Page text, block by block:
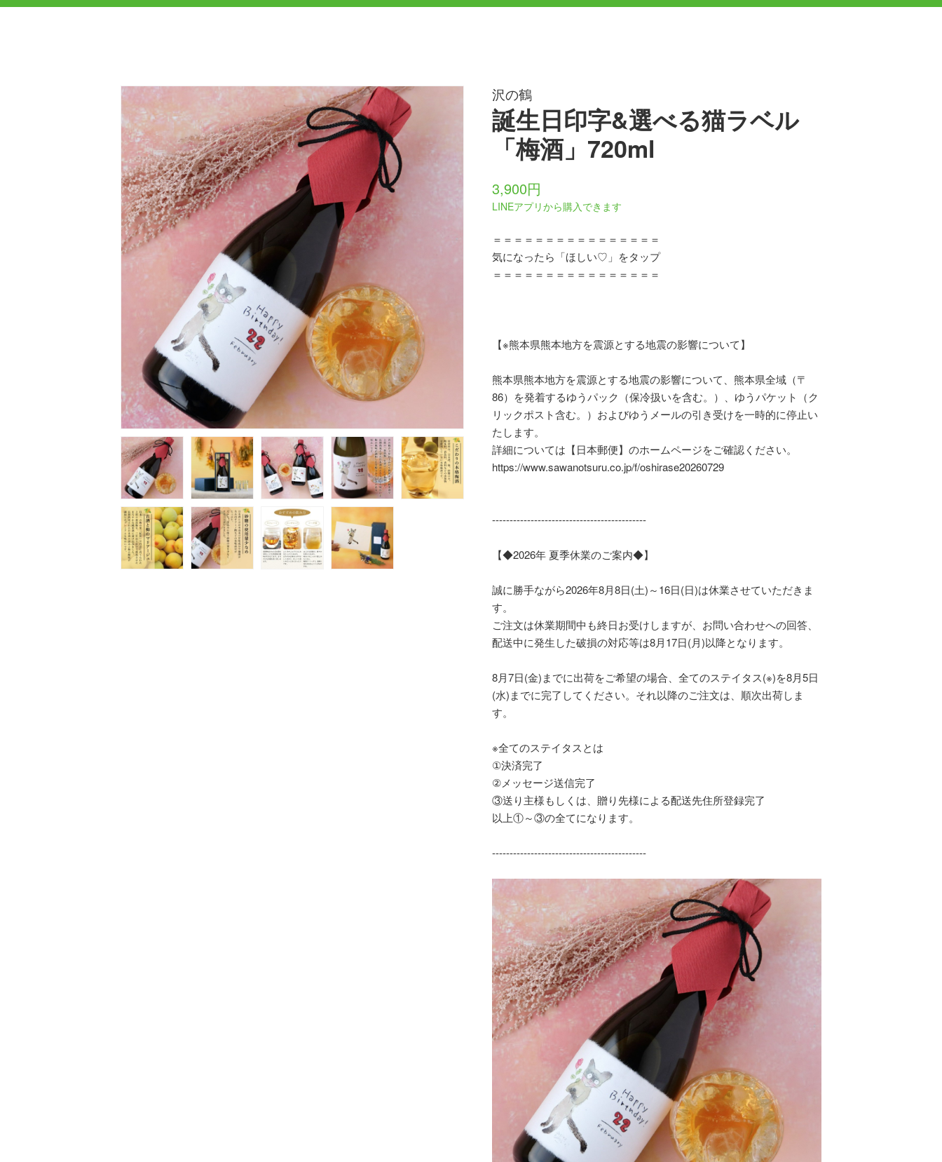
沢の鶴
誕生日印字&選べる猫ラベル
「梅酒」720ml
3,900円
LINEアプリから購入できます
＝＝＝＝＝＝＝＝＝＝＝＝＝＝＝＝
気になったら「ほしい♡」をタップ
＝＝＝＝＝＝＝＝＝＝＝＝＝＝＝＝
【※熊本県熊本地方を震源とする地震の影響について】
熊本県熊本地方を震源とする地震の影響について、熊本県全域（〒
86）を発着するゆうパック（保冷扱いを含む。）、ゆうパケット（ク
リックポスト含む。）およびゆうメールの引き受けを一時的に停止い
たします。
詳細については【日本郵便】のホームページをご確認ください。
https://www.sawanotsuru.co.jp/f/oshirase20260729
--------------------------------------------
【◆2026年 夏季休業のご案内◆】
誠に勝手ながら2026年8月8日(土)～16日(日)は休業させていただきま
す。
ご注文は休業期間中も終日お受けしますが、お問い合わせへの回答、
配送中に発生した破損の対応等は8月17日(月)以降となります。
8月7日(金)までに出荷をご希望の場合、全てのステイタス(※)を8月5日
(水)までに完了してください。それ以降のご注文は、順次出荷しま
す。
※全てのステイタスとは
①決済完了
②メッセージ送信完了
③送り主様もしくは、贈り先様による配送先住所登録完了
以上①～③の全てになります。
--------------------------------------------